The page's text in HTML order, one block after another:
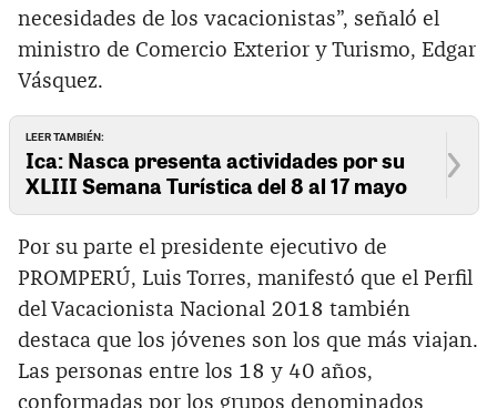
necesidades de los vacacionistas”, señaló el
ministro de Comercio Exterior y Turismo, Edgar
Vásquez.
LEER TAMBIÉN:
Ica: Nasca presenta actividades por su
XLIII Semana Turística del 8 al 17 mayo
Por su parte el presidente ejecutivo de
PROMPERÚ, Luis Torres, manifestó que el Perfil
del Vacacionista Nacional 2018 también
destaca que los jóvenes son los que más viajan.
Las personas entre los 18 y 40 años,
conformadas por los grupos denominados